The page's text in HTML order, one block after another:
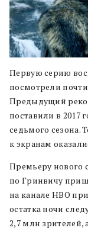
Первую серию
посмотрели
Предыдущий
поставили в 2017
седьмого сезона.
к экранам
Премьеру нового
по Гринвичу
на канале HBO
остатка ночи
2,7 млн зрителей,